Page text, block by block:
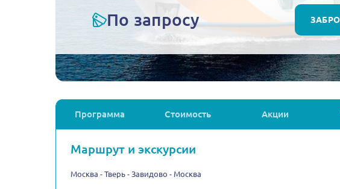
По запросу
Программа Стоимость Акции
Маршрут и экскурсии
Москва - Тверь - Завидово - Москва